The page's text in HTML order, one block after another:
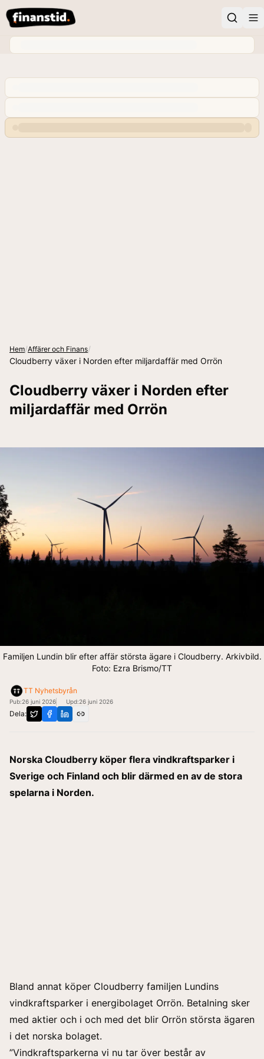
Hem/Affärer och Finans/
Cloudberry växer i Norden efter miljardaffär med Orrön
Cloudberry växer i Norden efter
miljardaffär med Orrön
Familjen Lundin blir efter affär största ägare i Cloudberry. Arkivbild.
Foto: Ezra Brismo/TT
TT Nyhetsbyrån
Pub:26 juni 2026 Upd:26 juni 2026
Dela:
Norska Cloudberry köper flera vindkraftsparker i
Sverige och Finland och blir därmed en av de stora
spelarna i Norden.
Bland annat köper Cloudberry familjen Lundins
vindkraftsparker i energibolaget Orrön. Betalning sker
med aktier och i och med det blir Orrön största ägaren
i det norska bolaget.
”Vindkraftsparkerna vi nu tar över består av